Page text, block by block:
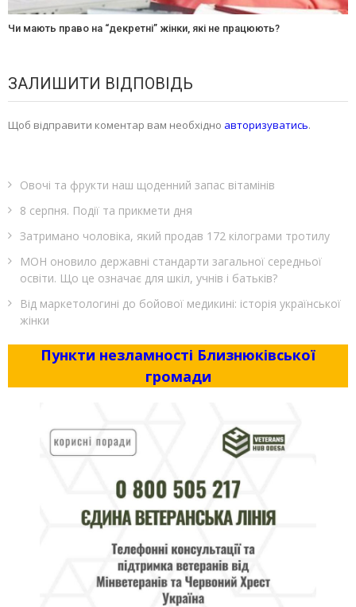
Чи мають право на “декретні” жінки, які не працюють?
ЗАЛИШИТИ ВІДПОВІДЬ
Щоб відправити коментар вам необхідно авторизуватись.
Овочі та фрукти наш щоденний запас вітамінів
8 серпня. Події та прикмети дня
Затримано чоловіка, який продав 172 кілограми тротилу
МОН оновило державні стандарти загальної середньої
освіти. Що це означає для шкіл, учнів і батьків?
Від маркетологині до бойової медикині: історія української
жінки
Пункти незламності Близнюківської
громади